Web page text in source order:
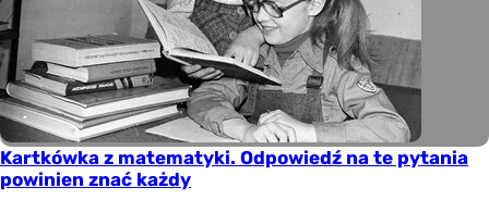
Kartkówka z matematyki. Odpowiedź na te pytania
powinien znać każdy